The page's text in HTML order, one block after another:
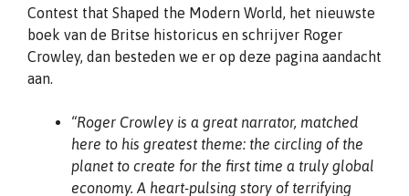
Contest that Shaped the Modern World, het nieuwste
boek van de Britse historicus en schrijver Roger
Crowley, dan besteden we er op deze pagina aandacht
aan.
“Roger Crowley is a great narrator, matched
here to his greatest theme: the circling of the
planet to create for the first time a truly global
economy. A heart-pulsing story of terrifying